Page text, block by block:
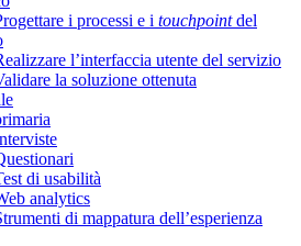
i processi e i touchpointdel
l’interfaccia utente del servizio
la soluzione ottenuta
di usabilità
analytics
di mappatura dell’esperienza